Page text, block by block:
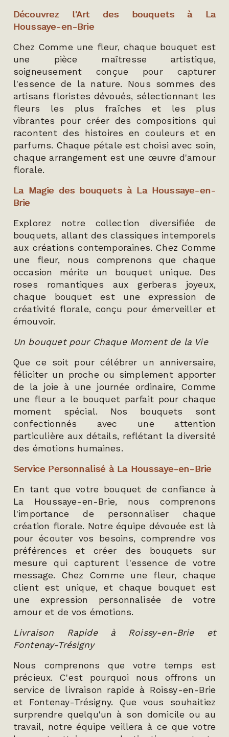
Découvrez l'Art des bouquets à La
Houssaye-en-Brie
Chez Comme une fleur, chaque bouquet est
une pièce maîtresse artistique,
soigneusement conçue pour capturer
l'essence de la nature. Nous sommes des
artisans floristes dévoués, sélectionnant les
fleurs les plus fraîches et les plus
vibrantes pour créer des compositions qui
racontent des histoires en couleurs et en
parfums. Chaque pétale est choisi avec soin,
chaque arrangement est une œuvre d'amour
florale.
La Magie des bouquets à La Houssaye-en-
Brie
Explorez notre collection diversifiée de
bouquets, allant des classiques intemporels
aux créations contemporaines. Chez Comme
une fleur, nous comprenons que chaque
occasion mérite un bouquet unique. Des
roses romantiques aux gerberas joyeux,
chaque bouquet est une expression de
créativité florale, conçu pour émerveiller et
émouvoir.
Un bouquet pour Chaque Moment de la Vie
Que ce soit pour célébrer un anniversaire,
féliciter un proche ou simplement apporter
de la joie à une journée ordinaire, Comme
une fleur a le bouquet parfait pour chaque
moment spécial. Nos bouquets sont
confectionnés avec une attention
particulière aux détails, reflétant la diversité
des émotions humaines.
Service Personnalisé à La Houssaye-en-Brie
En tant que votre bouquet de confiance à
La Houssaye-en-Brie, nous comprenons
l'importance de personnaliser chaque
création florale. Notre équipe dévouée est là
pour écouter vos besoins, comprendre vos
préférences et créer des bouquets sur
mesure qui capturent l'essence de votre
message. Chez Comme une fleur, chaque
client est unique, et chaque bouquet est
une expression personnalisée de votre
amour et de vos émotions.
Livraison Rapide à Roissy-en-Brie et
Fontenay-Trésigny
Nous comprenons que votre temps est
précieux. C'est pourquoi nous offrons un
service de livraison rapide à Roissy-en-Brie
et Fontenay-Trésigny. Que vous souhaitiez
surprendre quelqu'un à son domicile ou au
travail, notre équipe veillera à ce que votre